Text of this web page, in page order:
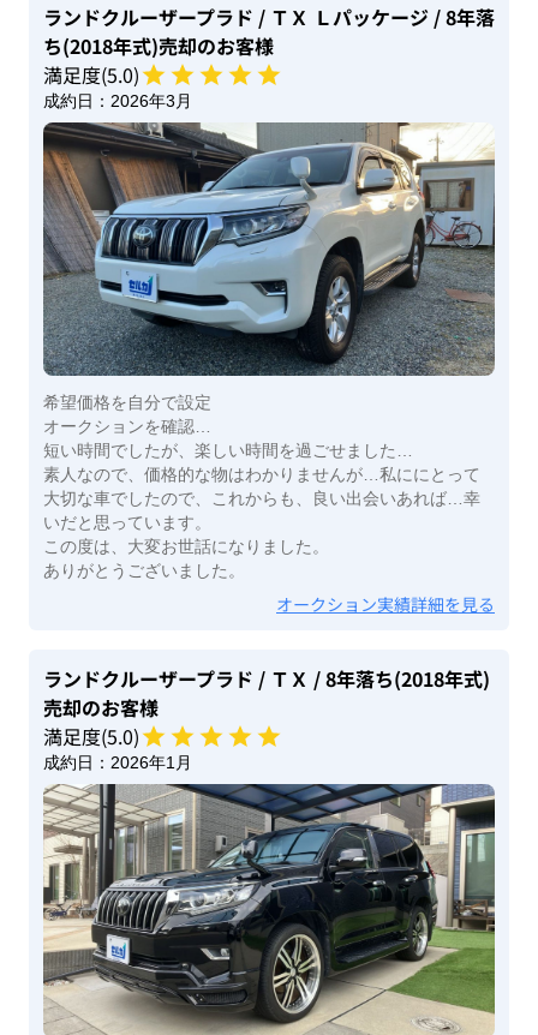
ランドクルーザープラド / ＴＸ Ｌパッケージ / 8年落
ち(2018年式)売却のお客様
満足度(5.0)
成約日： 2026年3月
希望価格を自分で設定
オークションを確認…
短い時間でしたが、楽しい時間を過ごせました…
素人なので、価格的な物はわかりませんが…私ににとって
大切な車でしたので、これからも、良い出会いあれば…幸
いだと思っています。
この度は、大変お世話になりました。
ありがとうございました。
オークション実績詳細を見る
ランドクルーザープラド / ＴＸ / 8年落ち(2018年式)
売却のお客様
満足度(5.0)
成約日： 2026年1月